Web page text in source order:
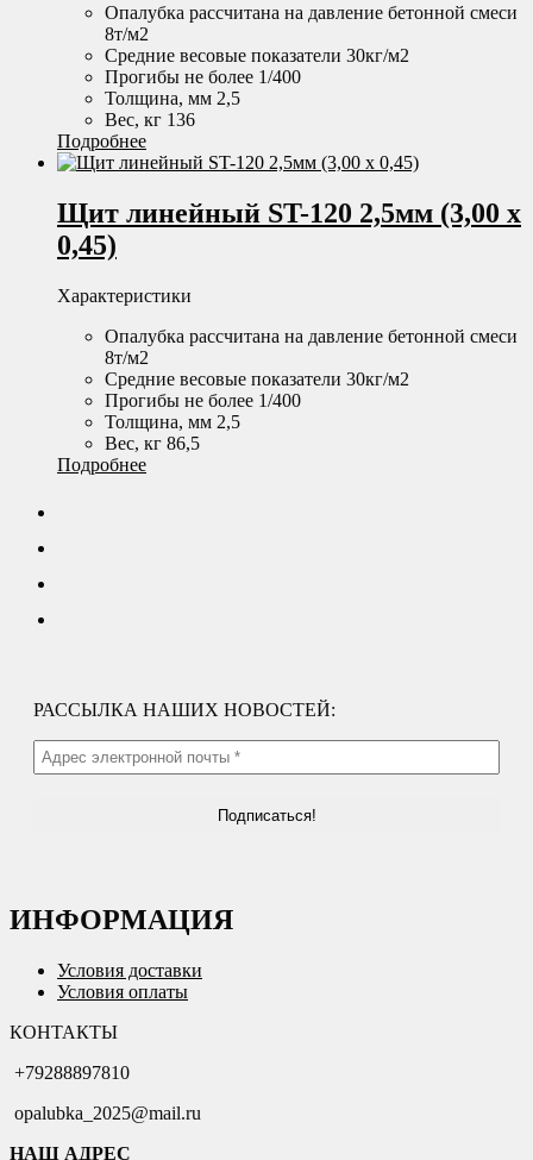
Опалубка рассчитана на давление бетонной смеси
8т/м2
Средние весовые показатели 30кг/м2
Прогибы не более 1/400
Толщина, мм 2,5
Вес, кг 136
Подробнее
Щит линейный ST-120 2,5мм (3,00 х
0,45)
Характеристики
Опалубка рассчитана на давление бетонной смеси
8т/м2
Средние весовые показатели 30кг/м2
Прогибы не более 1/400
Толщина, мм 2,5
Вес, кг 86,5
Подробнее
РАССЫЛКА НАШИХ НОВОСТЕЙ:
ИНФОРМАЦИЯ
Условия доставки
Условия оплаты
КОНТАКТЫ
+79288897810
opalubka_2025@mail.ru
НАШ АДРЕС